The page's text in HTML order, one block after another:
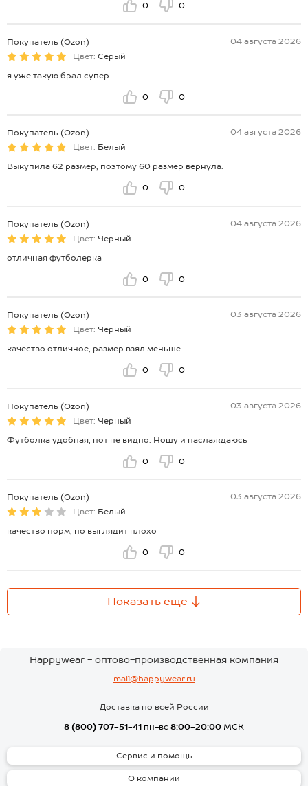
0 0
Покупатель (Ozon)
04 августа 2026
Цвет: Серый
я уже такую брал супер
0 0
Покупатель (Ozon)
04 августа 2026
Цвет: Белый
Выкупила 62 размер, поэтому 60 размер вернула.
0 0
Покупатель (Ozon)
04 августа 2026
Цвет: Черный
отличная футболерка
0 0
Покупатель (Ozon)
03 августа 2026
Цвет: Черный
качество отличное, размер взял меньше
0 0
Покупатель (Ozon)
03 августа 2026
Цвет: Черный
Футболка удобная, пот не видно. Ношу и наслаждаюсь
0 0
Покупатель (Ozon)
03 августа 2026
Цвет: Белый
качество норм, но выглядит плохо
0 0
Показать еще
Happywear - оптово-производственная компания
mail@happywear.ru
Доставка по всей России
8 (800) 707-51-41 пн-вс 8:00-20:00 МСК
Сервис и помощь
О компании